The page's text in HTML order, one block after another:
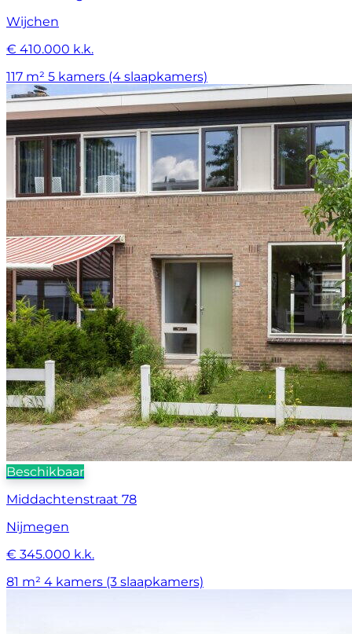
Wijchen
€ 410.000 k.k.
117 m² 5 kamers (4 slaapkamers)
Beschikbaar
Middachtenstraat 78
Nijmegen
€ 345.000 k.k.
81 m² 4 kamers (3 slaapkamers)